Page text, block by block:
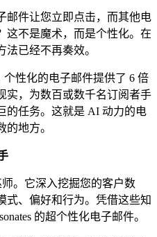
邮件让您立即点击，而其他电
这不是魔术，而是个性化。在
已经不再奏效。
个性化的电子邮件提供了 6 倍
实，为数百或数千名订阅者手
的任务。这就是 AI 动力的电
地方。
。它深入挖掘您的客户数
式、偏好和行为。凭借这些知
的超个性化电子邮件。